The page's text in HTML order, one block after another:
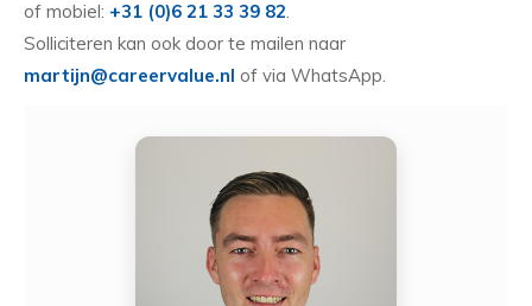
of mobiel: +31 (0)6 21 33 39 82
Solliciteren kan ook door te mailen naar
martijn@careervalue.nl of via WhatsApp.